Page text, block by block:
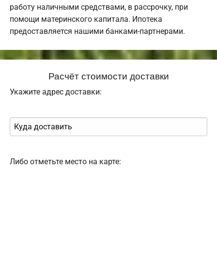
работу наличными средствами, в рассрочку, при
помощи материнского капитала. Ипотека
предоставляется нашими банками-партнерами.
Расчёт стоимости доставки
Укажите адрес доставки:
Либо отметьте место на карте: